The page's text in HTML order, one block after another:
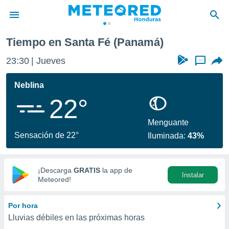
de
ha sido
calidad.
a este
las
y
digital
basada
Tiempo en Santa Fé (Panamá)
23:30 Jueves ...
Neblina
22°
Sensación de 22°
Menguante
Iluminada:43%
¡Descarga GRATIS la app de
Meteored!
Instalar
Por hora
Lluvias débiles en las próximas horas